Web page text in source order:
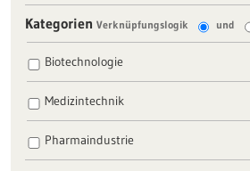
Kategorien Verknüpfungslogik und
Biotechnologie
Medizintechnik
Pharmaindustrie